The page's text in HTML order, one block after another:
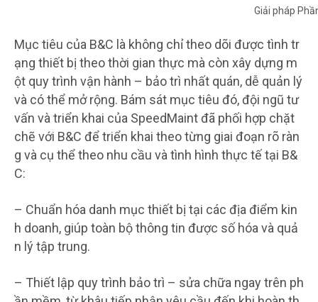
Giải pháp
Mục tiêu của B&C là không chỉ theo dõi được tình tr
ạng thiết bị theo thời gian thực mà còn xây dựng m
ột quy trình vận hành – bảo trì nhất quán, dễ quản lý
và có thể mở rộng. Bám sát mục tiêu đó, đội ngũ tư
vấn và triển khai của SpeedMaint đã phối hợp chặt
chẽ với B&C để triển khai theo từng giai đoạn rõ ràn
g và cụ thể theo nhu cầu và tình hình thực tế tại B&
C:
– Chuẩn hóa danh mục thiết bị tại các địa điểm kin
h doanh, giúp toàn bộ thông tin được số hóa và quả
n lý tập trung.
– Thiết lập quy trình bảo trì – sửa chữa ngay trên ph